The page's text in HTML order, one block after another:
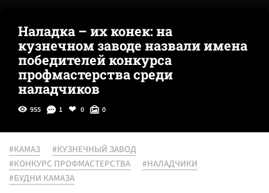
Наладка – их конек: на
кузнечном заводе назвали имена
победителей конкурса
профмастерства среди
наладчиков
955 1 0 0
#КАМАЗ
#КУЗНЕЧНЫЙ ЗАВОД
#КОНКУРС ПРОФМАСТЕРСТВА
#НАЛАДЧИКИ
#БУДНИ КАМАЗА